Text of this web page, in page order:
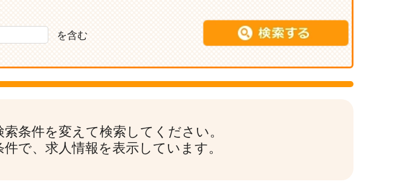
を含む
条件を変えて検索してください。
で、求人情報を表示しています。